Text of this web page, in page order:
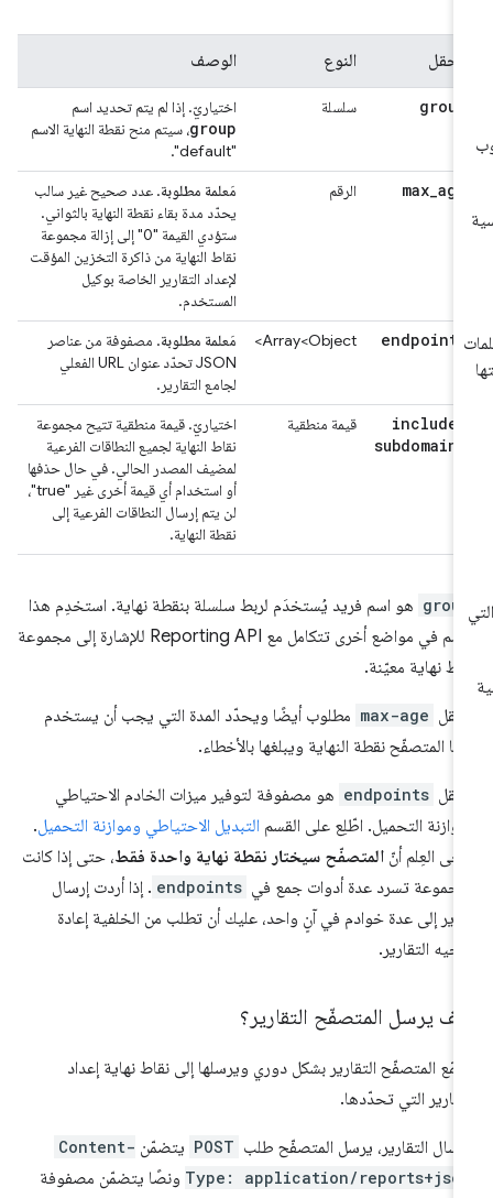
النوع الوصف
group سلسلة اختياريّ. إذا لم يتم تحديد اسم
group، سيتم منح نقطة النهاية الاسم
max مَعلمة مطلوبة. عدد صحيح غير سالب
يحدّد مدة بقاء نقطة النهاية بالثواني.
ستؤدي القيمة "0" إلى إزالة مجموعة
نقاط النهاية من ذاكرة التخزين المؤقت
لإعداد التقارير الخاصة بوكيل
المستخدم.
endpoints
Array<Object> مَعلمة مطلوبة. مصفوفة من عناصر
JSON تحدّد عنوان URL الفعلي
لجامع التقارير.
include
subdomains
قيمة منطقية
اختياريّ. قيمة منطقية تتيح مجموعة
نقاط النهاية لجميع النطاقات الفرعية
لمضيف المصدر الحالي. في حال حذفها
أو استخدام أي قيمة أخرى غير "true"،
لن يتم إرسال النطاقات الفرعية إلى
نقطة النهاية.
هو اسم فريد يُستخدَم لربط سلسلة بنقطة نهاية. استخدِم هذا
الاسم في مواضع أخرى تتكامل مع Reporting API للإشارة إلى مجموعة
نهاية معيّنة.
max-age مطلوب أيضًا ويحدّد المدة التي يجب أن يستخدم
المتصفّح نقطة النهاية ويبلغها بالأخطاء.
endpoints هو مصفوفة لتوفير ميزات الخادم الاحتياطي
التحميل. اطّلِع على القسمالتبديل الاحتياطي وموازنة التحميل.
العِلم أنّالمتصفّح سيختار نقطة نهاية واحدة فقط، حتى إذا كانت
تسرد عدة أدوات جمع في endpoints . إذا أردت إرسال
إلى عدة خوادم في آنٍ واحد، عليك أن تطلب من الخلفية إعادة
التقارير.
يرسل المتصفّح التقارير؟
المتصفّح التقارير بشكل دوري ويرسلها إلى نقاط نهاية إعداد
التي تحدّدها.
التقارير، يرسل المتصفّح طلب POST يتضمّنContent-
Type: application/ونصًا يتضمّن مصفوفة